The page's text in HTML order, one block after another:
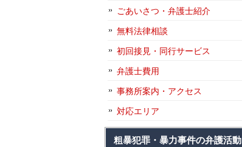
ごあいさつ・弁護士紹介
無料法律相談
初回接見・同行サービス
弁護士費用
事務所案内・アクセス
対応エリア
粗暴犯罪・暴力事件の弁護活動